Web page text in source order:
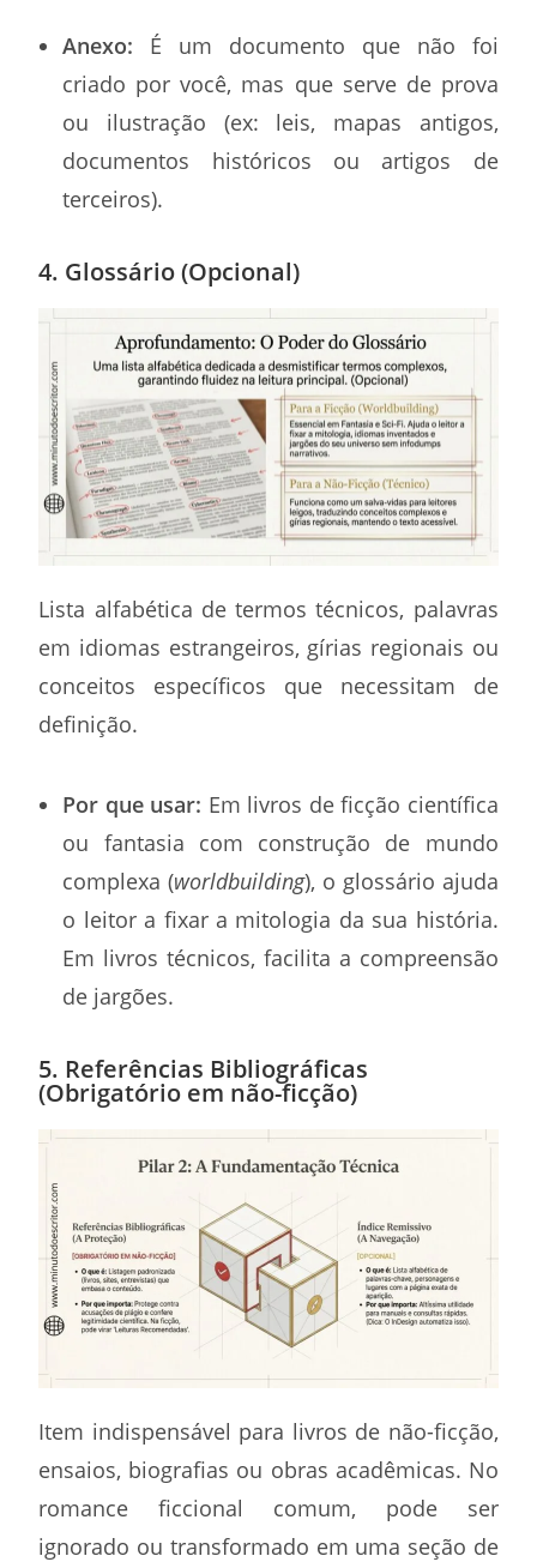
Anexo: É um documento que não foi
criado por você, mas que serve de prova
ou ilustração (ex: leis, mapas antigos,
documentos históricos ou artigos de
terceiros).
4. Glossário (Opcional)
Lista alfabética de termos técnicos, palavras
em idiomas estrangeiros, gírias regionais ou
conceitos específicos que necessitam de
definição.
Por que usar: Em livros de ficção científica
ou fantasia com construção de mundo
complexa (worldbuilding), o glossário ajuda
o leitor a fixar a mitologia da sua história.
Em livros técnicos, facilita a compreensão
de jargões.
5. Referências Bibliográficas
(Obrigatório em não-ficção)
Item indispensável para livros de não-ficção,
ensaios, biografias ou obras acadêmicas. No
romance ficcional comum, pode ser
ignorado ou transformado em uma seção de